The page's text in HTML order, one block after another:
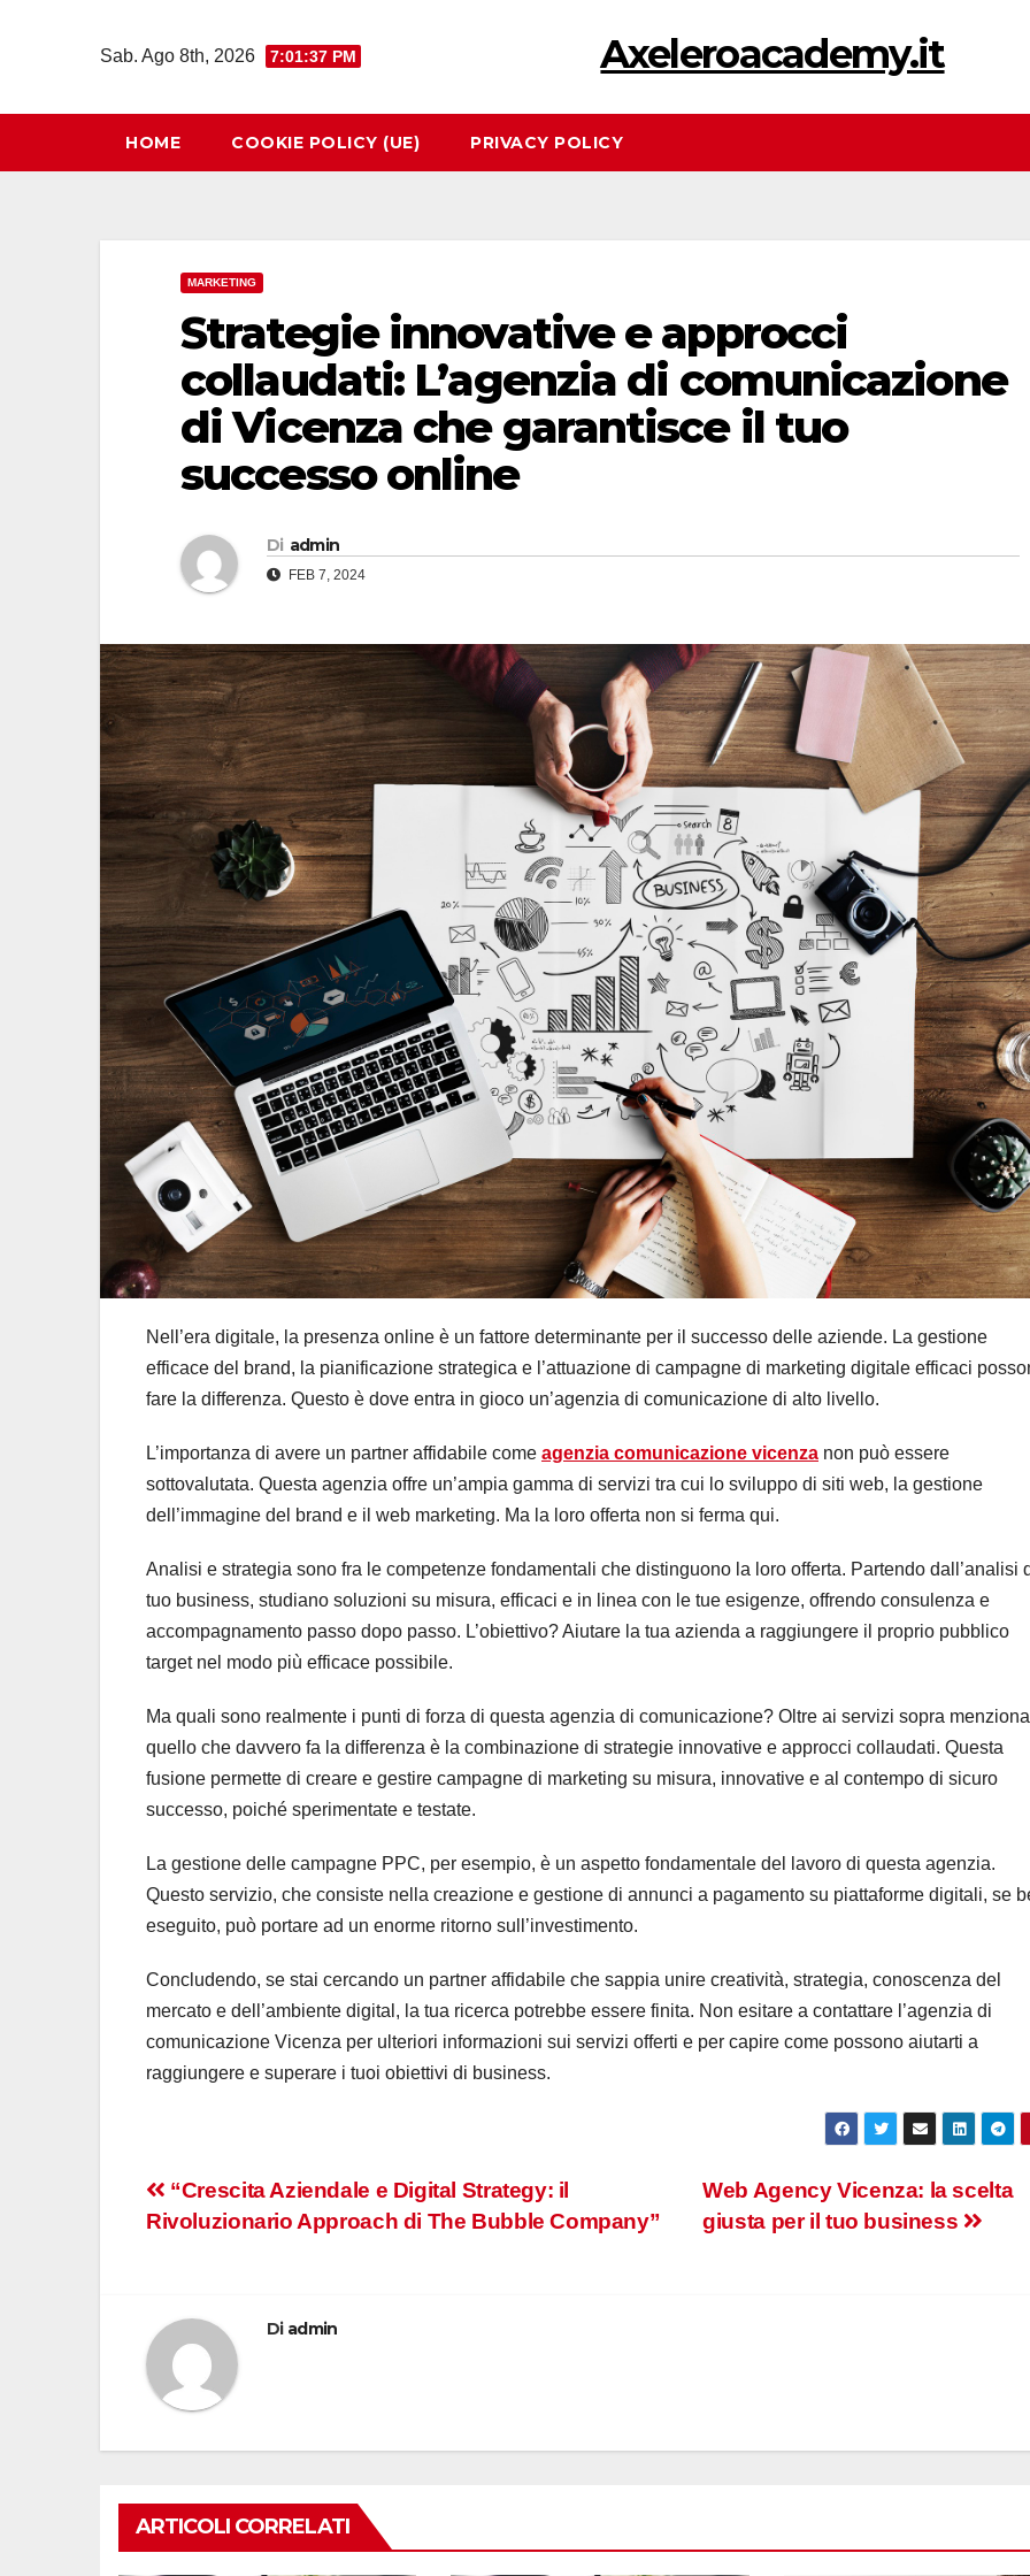
Sab. Ago 8th, 2026 7:01:38 PM Axeleroacademy.it
HOME COOKIE POLICY (UE) PRIVACY POLICY
MARKETING
Strategie innovative e approcci
collaudati: L’agenzia di comunicazione
di Vicenza che garantisce il tuo
successo online
Di admin
FEB 7, 2024
Nell’era digitale, la presenza online è un fattore determinante per il successo delle aziende. La gestione
efficace del brand, la pianificazione strategica e l’attuazione di campagne di marketing digitale efficaci
fare la differenza. Questo è dove entra in gioco un’agenzia di comunicazione di alto livello.
L’importanza di avere un partner affidabile come agenzia comunicazione vicenza non può essere
sottovalutata. Questa agenzia offre un’ampia gamma di servizi tra cui lo sviluppo di siti web, la gestione
dell’immagine del brand e il web marketing. Ma la loro offerta non si ferma qui.
Analisi e strategia sono fra le competenze fondamentali che distinguono la loro offerta. Partendo dall’analisi
tuo business, studiano soluzioni su misura, efficaci e in linea con le tue esigenze, offrendo consulenza e
accompagnamento passo dopo passo. L’obiettivo? Aiutare la tua azienda a raggiungere il proprio pubblico
target nel modo più efficace possibile.
Ma quali sono realmente i punti di forza di questa agenzia di comunicazione? Oltre ai servizi sopra
quello che davvero fa la differenza è la combinazione di strategie innovative e approcci collaudati. Questa
fusione permette di creare e gestire campagne di marketing su misura, innovative e al contempo di sicuro
successo, poiché sperimentate e testate.
La gestione delle campagne PPC, per esempio, è un aspetto fondamentale del lavoro di questa agenzia.
Questo servizio, che consiste nella creazione e gestione di annunci a pagamento su piattaforme digitali, se
eseguito, può portare ad un enorme ritorno sull’investimento.
Concludendo, se stai cercando un partner affidabile che sappia unire creatività, strategia, conoscenza del
mercato e dell’ambiente digital, la tua ricerca potrebbe essere finita. Non esitare a contattare l’agenzia di
comunicazione Vicenza per ulteriori informazioni sui servizi offerti e per capire come possono aiutarti a
raggiungere e superare i tuoi obiettivi di business.
Navigazione
Web Agency Vicenza: la scelta
giusta per il tuo business
“Crescita Aziendale e Digital Strategy: il
Rivoluzionario Approach di The Bubble Company”
Di admin
ARTICOLI CORRELATI